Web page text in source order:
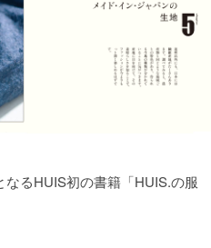
るHUIS初の書籍「HUIS.の服